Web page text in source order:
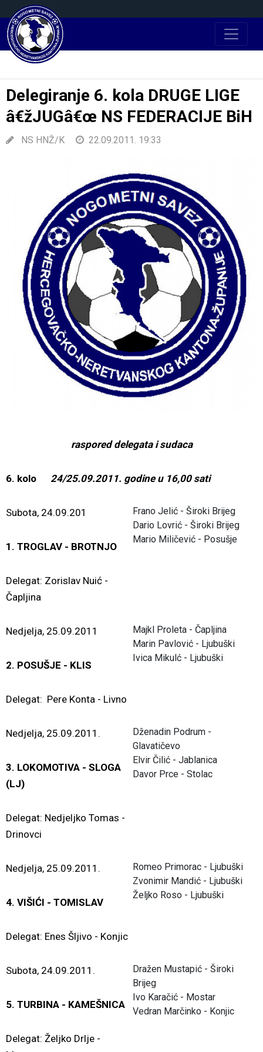
Delegiranje 6. kola DRUGE LIGE
â€žJUGâ€œ NS FEDERACIJE BiH
NS HNŽ/K 22.09.2011. 19:33
raspored delegata i sudaca
6. kolo 24/25.09.2011. godine u 16,00 sati
Subota, 24.09.201
1. TROGLAV - BROTNJO
Delegat: Zorislav Nuić -
Čapljina
Frano Jelić - Široki Brijeg
Dario Lovrić - Široki Brijeg
Mario Miličević - Posušje
Nedjelja, 25.09.2011
2. POSUŠJE - KLIS
Delegat: Pere Konta - Livno
Majkl Proleta - Čapljina
Marin Pavlović - Ljubuški
Ivica Mikulć - Ljubuški
Nedjelja, 25.09.2011.
3. LOKOMOTIVA - SLOGA
(LJ)
Delegat: Nedjeljko Tomas -
Drinovci
Dženadin Podrum -
Glavatičevo
Elvir Čilić - Jablanica
Davor Prce - Stolac
Nedjelja, 25.09.2011.
4. VIŠIĆI - TOMISLAV
Delegat: Enes Šljivo - Konjic
Romeo Primorac - Ljubuški
Zvonimir Mandić - Ljubuški
Željko Roso - Ljubuški
Subota, 24.09.2011.
5. TURBINA - KAMEŠNICA
Delegat: Željko Drlje -
Dražen Mustapić - Široki
Brijeg
Ivo Karačić - Mostar
Vedran Marčinko - Konjic